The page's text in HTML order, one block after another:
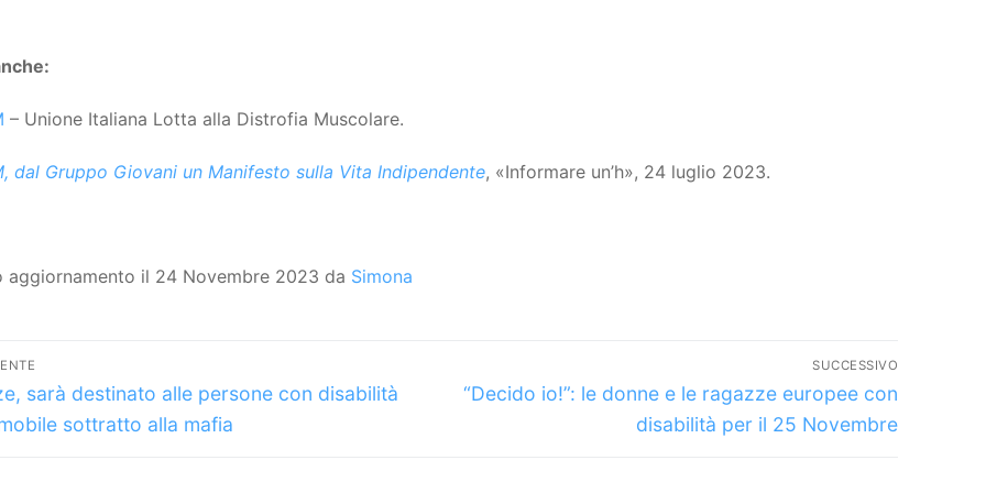
– Unione Italiana Lotta alla Distrofia Muscolare.
dal Gruppo Giovani un Manifesto sulla Vita Indipendente, «Informare un’h», 24 luglio 2023.
aggiornamento il 24 Novembre 2023 da Simona
sarà destinato alle persone con disabilità
sottratto alla mafia
SUCCESSIVO
Articolo
“Decido io!”: le donne e le ragazze europee con
disabilità per il 25 Novembre